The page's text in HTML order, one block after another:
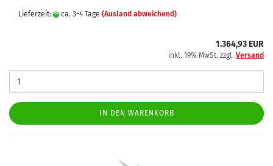
Lieferzeit: ca. 3-4 Tage (Ausland abweichend)
1.364,93 EUR
inkl. 19% MwSt. zzgl. Versand
IN DEN WARENKORB